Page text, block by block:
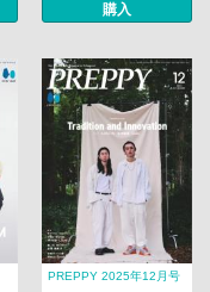
購入
PREPPY 2025年12月号